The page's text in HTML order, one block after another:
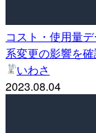
コスト・使用量
系変更の影響を
いわさ
2023.08.04